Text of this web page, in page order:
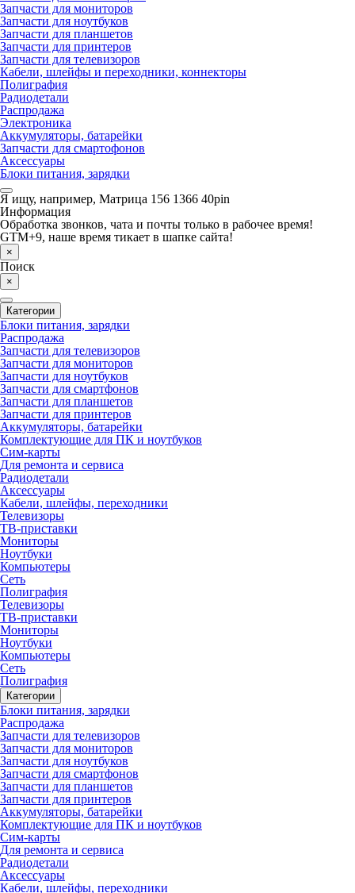
Запчасти для мониторов
Запчасти для ноутбуков
Запчасти для планшетов
Запчасти для принтеров
Запчасти для телевизоров
Кабели, шлейфы и переходники, коннекторы
Полиграфия
Радиодетали
Распродажа
Электроника
Аккумуляторы, батарейки
Запчасти для смартофонов
Аксессуары
Блоки питания, зарядки
Я ищу, например, Матрица 156 1366 40pin
Информация
Обработка звонков, чата и почты только в рабочее время!
GTM+9, наше время тикает в шапке сайта!
×
Поиск
×
Категории
Блоки питания, зарядки
Распродажа
Запчасти для телевизоров
Запчасти для мониторов
Запчасти для ноутбуков
Запчасти для смартфонов
Запчасти для планшетов
Запчасти для принтеров
Аккумуляторы, батарейки
Комплектующие для ПК и ноутбуков
Сим-карты
Для ремонта и сервиса
Радиодетали
Аксессуары
Кабели, шлейфы, переходники
Телевизоры
ТВ-приставки
Мониторы
Ноутбуки
Компьютеры
Сеть
Полиграфия
Телевизоры
ТВ-приставки
Мониторы
Ноутбуки
Компьютеры
Сеть
Полиграфия
Категории
Блоки питания, зарядки
Распродажа
Запчасти для телевизоров
Запчасти для мониторов
Запчасти для ноутбуков
Запчасти для смартфонов
Запчасти для планшетов
Запчасти для принтеров
Аккумуляторы, батарейки
Комплектующие для ПК и ноутбуков
Сим-карты
Для ремонта и сервиса
Радиодетали
Аксессуары
Кабели, шлейфы, переходники